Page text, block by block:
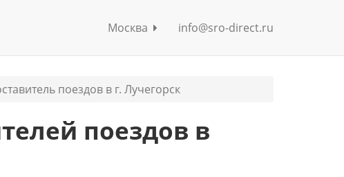
Москва info@sro-direct.ru
поездов в г. Лучегорск
поездов в